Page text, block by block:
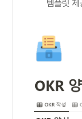
템플릿